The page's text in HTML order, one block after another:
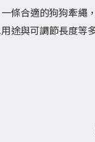
條合適的狗狗牽
途與可調節長度